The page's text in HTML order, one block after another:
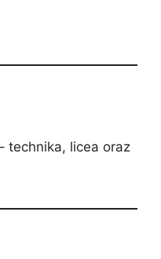
technika, licea oraz